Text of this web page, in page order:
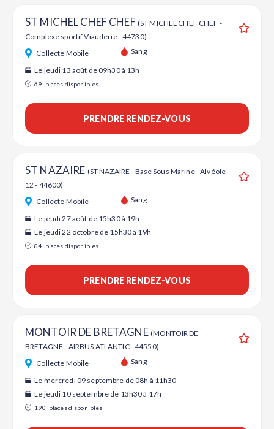
ST MICHEL CHEF CHEF (ST MICHEL CHEF CHEF -
Complexe sportif Viauderie - 44730)
Collecte Mobile Sang
Le jeudi 13 août de 09h30 à 13h
69 places disponibles
PRENDRE RENDEZ-VOUS
ST NAZAIRE (ST NAZAIRE - Base Sous Marine - Alvéole
12 - 44600)
Collecte Mobile Sang
Le jeudi 27 août de 15h30 à 19h
Le jeudi 22 octobre de 15h30 à 19h
84 places disponibles
PRENDRE RENDEZ-VOUS
MONTOIR DE BRETAGNE (MONTOIR DE
BRETAGNE - AIRBUS ATLANTIC - 44550)
Collecte Mobile Sang
Le mercredi 09 septembre de 08h à 11h30
Le jeudi 10 septembre de 13h30 à 17h
190 places disponibles